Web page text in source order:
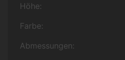
Höhe:
Farbe:
Abmessungen: